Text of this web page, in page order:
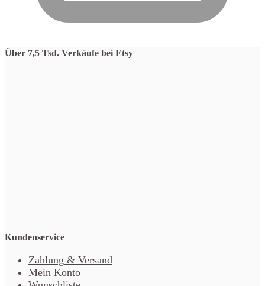
Über 7,5 Tsd. Verkäufe bei Etsy
Kundenservice
Zahlung & Versand
Mein Konto